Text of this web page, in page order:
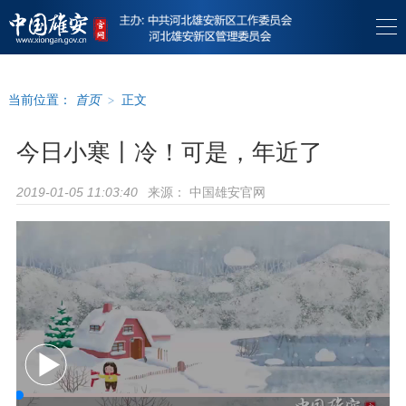
当前位置： 首页 > 正文
今日小寒丨冷！可是，年近了
2019-01-05 11:03:40 来源： 中国雄安官网